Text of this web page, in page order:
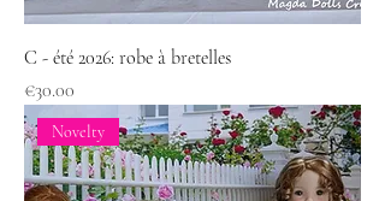
C - été 2026: robe à bretelles
Price
€30.00
Novelty